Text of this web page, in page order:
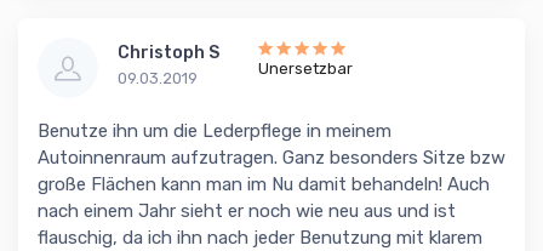
Christoph S
09.03.2019
Unersetzbar
Benutze ihn um die Lederpflege in meinem
Autoinnenraum aufzutragen. Ganz besonders Sitze bzw
große Flächen kann man im Nu damit behandeln! Auch
nach einem Jahr sieht er noch wie neu aus und ist
flauschig, da ich ihn nach jeder Benutzung mit klarem